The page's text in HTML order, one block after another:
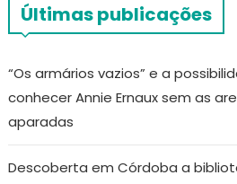
Últimas publicações
“Os armários vazios” e a
conhecer Annie Ernaux sem as
aparadas
Descoberta em Córdoba a